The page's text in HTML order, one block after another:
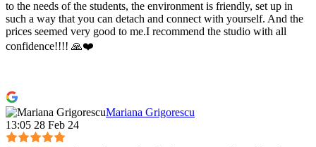
to the needs of the students, the environment is friendly, set up in
such a way that you can detach and connect with yourself. And the
prices seemed very good to me.I recommend the studio with all
confidence!!!! 🙏❤️
Mariana Grigorescu
13:05 28 Feb 24